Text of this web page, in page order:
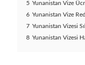
5 Yunanistan Vize
6 Yunanistan Vize
7 Yunanistan Vizesi
8 Yunanistan Vizesi